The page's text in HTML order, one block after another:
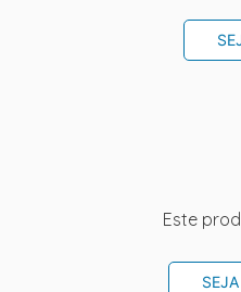
Este